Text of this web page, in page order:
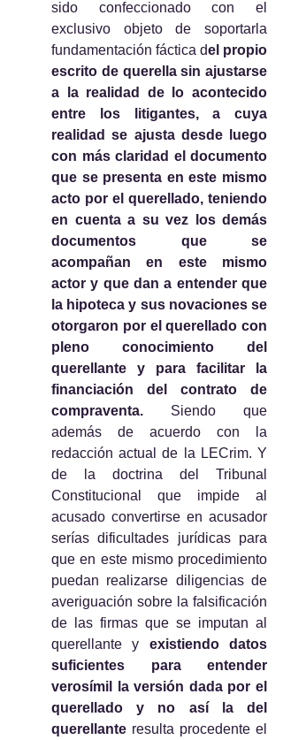
sido confeccionado con el
exclusivo objeto de soportarla
fundamentación fáctica del propio
escrito de querella sin ajustarse
a la realidad de lo acontecido
entre los litigantes, a cuya
realidad se ajusta desde luego
con más claridad el documento
que se presenta en este mismo
acto por el querellado, teniendo
en cuenta a su vez los demás
documentos que se
acompañan en este mismo
actor y que dan a entender que
la hipoteca y sus novaciones se
otorgaron por el querellado con
pleno conocimiento del
querellante y para facilitar la
financiación del contrato de
compraventa. Siendo que
además de acuerdo con la
redacción actual de la LECrim. Y
de la doctrina del Tribunal
Constitucional que impide al
acusado convertirse en acusador
serías dificultades jurídicas para
que en este mismo procedimiento
puedan realizarse diligencias de
averiguación sobre la falsificación
de las firmas que se imputan al
querellante y existiendo datos
suficientes para entender
verosímil la versión dada por el
querellado y no así la del
querellante resulta procedente el